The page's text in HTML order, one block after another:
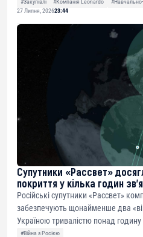
#Закупівлі
#Компанія Leonardo #Навчально-
27 Липня, 202623:44
Супутники «Рассвет»
покриття у кілька годин
Російські супутники «Рассвет»
забезпечують щонайменше два
Україною тривалістю понад
#Війна з Росією